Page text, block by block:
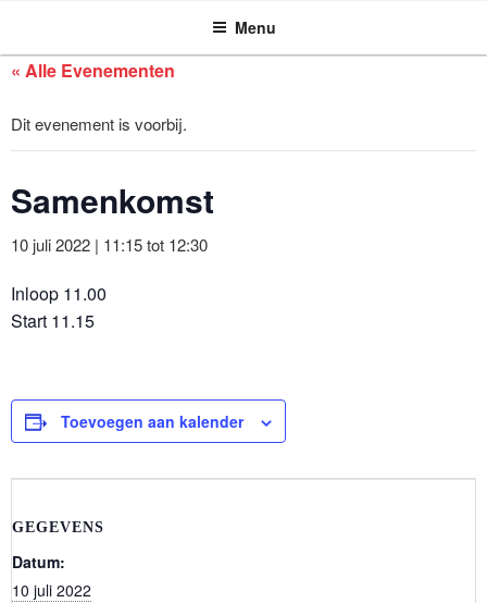
de
ASSEN ZOEKT Menu
« Alle Evenementen
Dit evenement is voorbij.
Samenkomst
10 juli 2022 | 11:15tot 12:30
Inloop 11.00
Start 11.15
Toevoegen aan kalender
GEGEVENS
Datum:
10 juli 2022